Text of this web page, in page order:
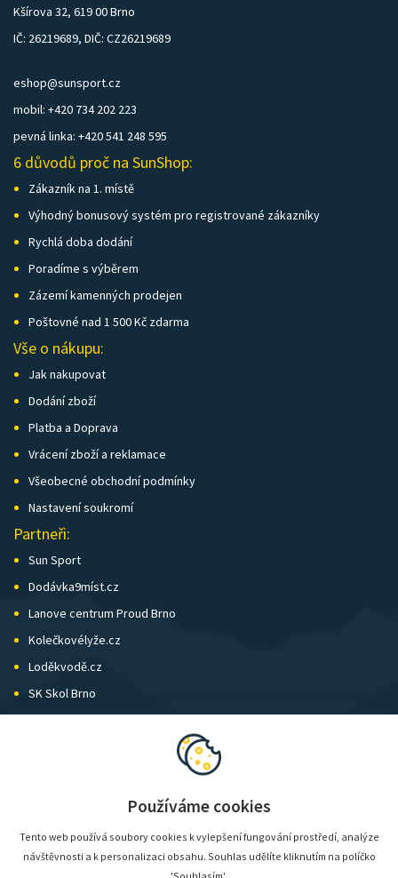
Kšírova 32, 619 00 Brno
IČ: 26219689, DIČ: CZ26219689
eshop@sunsport.cz
mobil: +420 734 202 223
pevná linka: +420 541 248 595
6 důvodů proč na SunShop:
Zákazník na 1. místě
Výhodný bonusový systém pro registrované zákazníky
Rychlá doba dodání
Poradíme s výběrem
Zázemí kamenných prodejen
Poštovné nad 1 500 Kč zdarma
Vše o nákupu:
Jak nakupovat
Dodání zboží
Platba a Doprava
Vrácení zboží a reklamace
Všeobecné obchodní podmínky
Nastavení soukromí
Partneři:
Sun Sport
Dodávka9míst.cz
Lanove centrum Proud Brno
Kolečkovélyže.cz
Loděkvodě.cz
SK Skol Brno
Biatlon Brno
Používáme cookies
Tento web používá soubory cookies k vylepšení fungování prostředí, analýze
návštěvnosti a k personalizaci obsahu. Souhlas udělíte kliknutím na políčko